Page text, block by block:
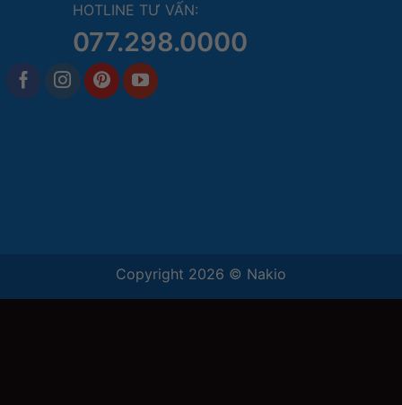
HOTLINE TƯ VẤN:
077.298.0000
Copyright 2026 © Nakio